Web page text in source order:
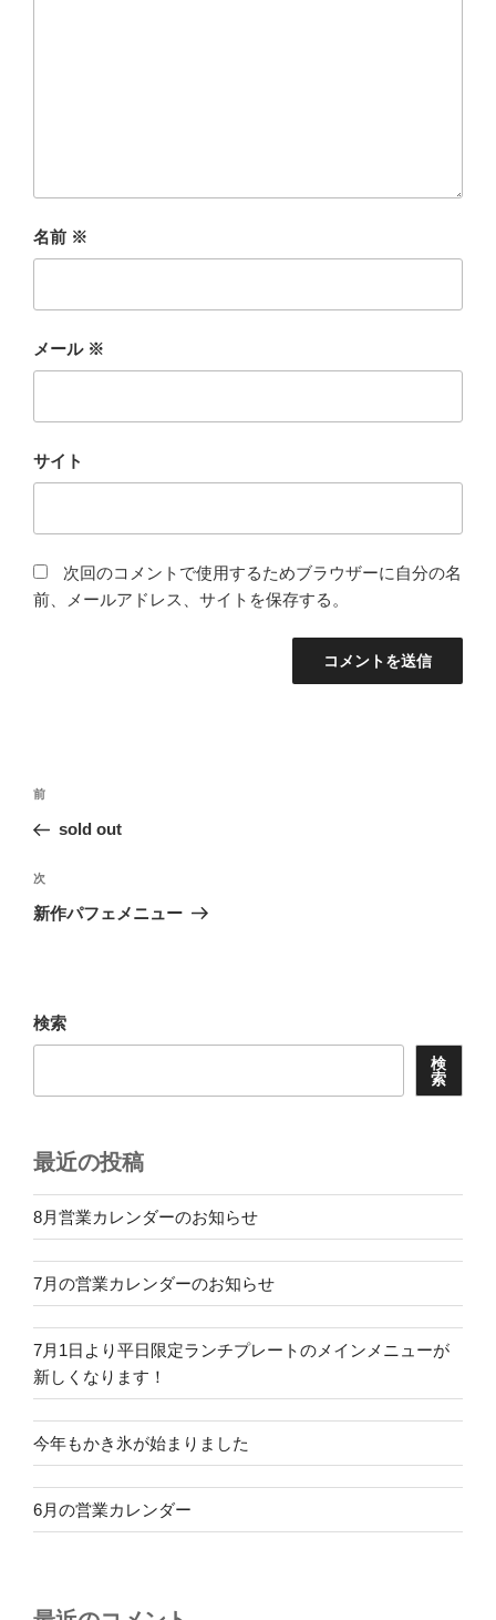
名前 ※
メール ※
サイト
次回のコメントで使用するためブラウザーに自分の名
前、メールアドレス、サイトを保存する。
投
ナ
ビ
ゲ
ン
前
の
稿
前
sold out
次
の
次
新作パフェメニュー
検索
検
索
最近の投稿
8月営業カレンダーのお知らせ
7月の営業カレンダーのお知らせ
7月1日より平日限定ランチプレートのメインメニューが
新しくなります！
今年もかき氷が始まりました
6月の営業カレンダー